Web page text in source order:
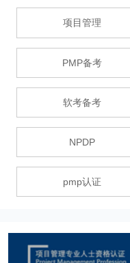
项目管理
PMP备考
软考备考
NPDP
pmp认证